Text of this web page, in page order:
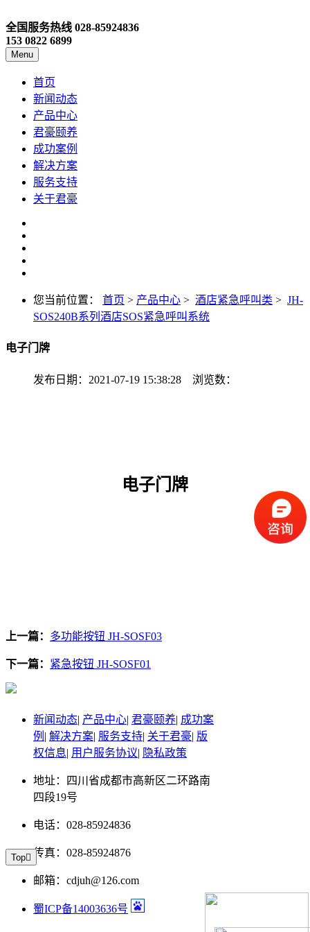
全国服务热线 028-85924836
153 0822 6899
Menu
首页
新闻动态
产品中心
君豪颐养
成功案例
解决方案
服务支持
关于君豪
您当前位置： 首页 > 产品中心 > 酒店紧急呼叫类 > JH-
SOS240B系列酒店SOS紧急呼叫系统
电子门牌
发布日期：2021-07-19 15:38:28 浏览数：
电子门牌
上一篇： 多功能按钮 JH-SOSF03
下一篇： 紧急按钮 JH-SOSF01
新闻动态| 产品中心| 君豪颐养| 成功案
例 | 解决方案| 服务支持| 关于君豪| 版
权信息| 用户服务协议| 隐私政策
地址：四川省成都市高新区二环路南
四段19号
电话：028-85924836
传真：028-85924876
邮箱：cdjuh@126.com
蜀ICP备14003636号
Top